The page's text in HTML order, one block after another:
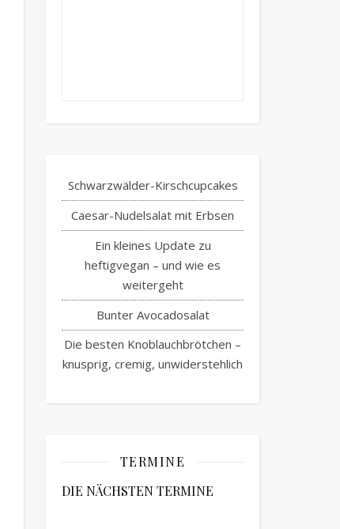
Schwarzwälder-Kirschcupcakes
Caesar-Nudelsalat mit Erbsen
Ein kleines Update zu
heftigvegan – und wie es
weitergeht
Bunter Avocadosalat
Die besten Knoblauchbrötchen –
knusprig, cremig, unwiderstehlich
TERMINE
DIE NÄCHSTEN TERMINE